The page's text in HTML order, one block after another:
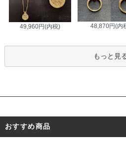
49,960円(内税) 48,870円(内
もっと見
おすすめ商品